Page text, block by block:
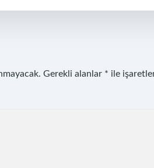
Gerekli alanlar * ile